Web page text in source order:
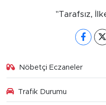
"Tarafsız,
Nöbetçi Eczaneler
Trafik Durumu